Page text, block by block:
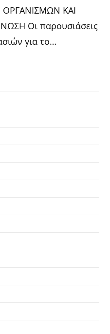
ΚΑΙ
Οι παρουσιάσεις
για το…